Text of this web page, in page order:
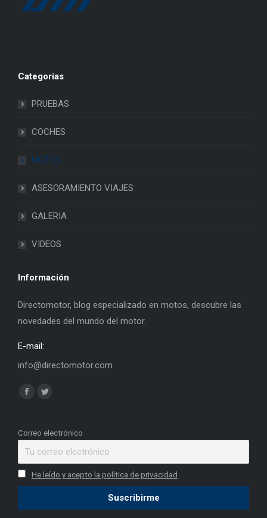
Categorias
PRUEBAS
COCHES
MOTOS
ASESORAMIENTO VIAJES
GALERIA
VIDEOS
Información
Directomotor, blog especializado en motos, descubre las
novedades del mundo del motor.
E-mail:
info@directomotor.com
Find us on:
Facebook
opens
window
Twitter
opens
window
Correo electrónico
He leído y acepto la política de privacidad